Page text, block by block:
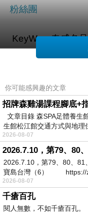
粉絲團
KeyWear奇威名
族、一般女性朋友
有洋裝、套裝、長
種的選擇，折扣
衣櫃永遠少
洋裝超方便的，
接穿出門。
模特兒身上的洋裝
夏天訴求的就是
超喜歡洋裝的，每
你可能感興趣的文章
文章目錄 森SPA足體養生
生館松江館交通方式與地理
2026-08-07
2026.7.10，第79、80、81
寶島台灣（6） https://
2026-08-07
千瘡百孔
閱人無數，不如千瘡百孔。